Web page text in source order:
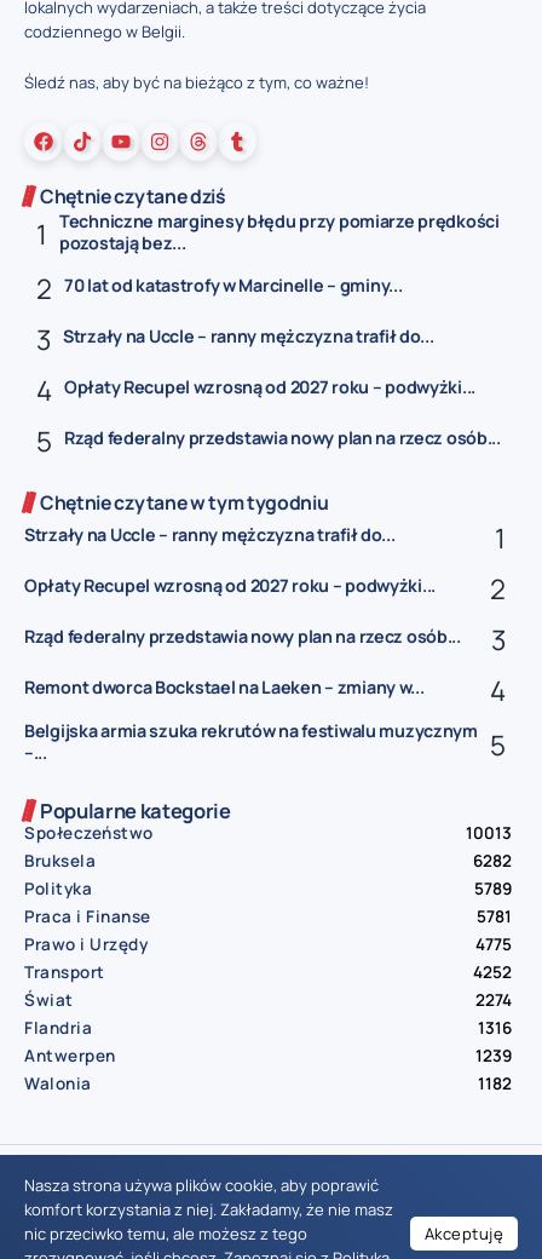
lokalnych wydarzeniach, a także treści dotyczące życia
codziennego w Belgii.
Śledź nas, aby być na bieżąco z tym, co ważne!
Chętnie czytane dziś
Techniczne marginesy błędu przy pomiarze prędkości
pozostają bez...
70 lat od katastrofy w Marcinelle – gminy...
Strzały na Uccle – ranny mężczyzna trafił do...
Opłaty Recupel wzrosną od 2027 roku – podwyżki...
Rząd federalny przedstawia nowy plan na rzecz osób...
Chętnie czytane w tym tygodniu
Strzały na Uccle – ranny mężczyzna trafił do...
Opłaty Recupel wzrosną od 2027 roku – podwyżki...
Rząd federalny przedstawia nowy plan na rzecz osób...
Remont dworca Bockstael na Laeken – zmiany w...
Belgijska armia szuka rekrutów na festiwalu muzycznym
–...
Popularne kategorie
Społeczeństwo
10013
Bruksela
6282
Polityka
5789
Praca i Finanse
5781
Prawo i Urzędy
4775
Transport
4252
Świat
2274
Flandria
1316
Antwerpen
1239
Walonia
1182
© Aktualnosci.be – All Right Reserved 2016-2026
Nasza strona używa plików cookie, aby poprawić
komfort korzystania z niej. Zakładamy, że nie masz
nic przeciwko temu, ale możesz z tego
Akceptuję